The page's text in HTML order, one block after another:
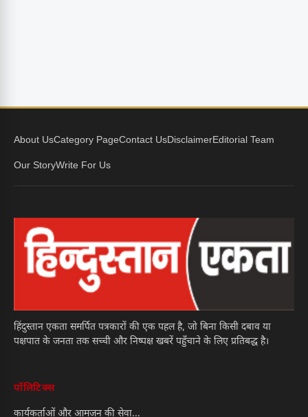
About UsCategory PageContact UsDisclaimerEditorial Team
Our StoryWrite For Us
हिंदुस्तान एकता समर्पित पत्रकारों की एक पहल है, जो बिना किसी दबाव या
पक्षपात के जनता तक सच्ची और निष्पक्ष खबरें पहुँचाने के लिए प्रतिबद्ध है।
पॉलिटिक्स
कार्यकर्ताओं और आमजन की सेवा...